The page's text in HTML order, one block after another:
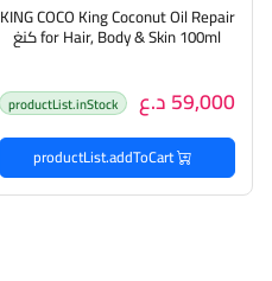
KING COCO King Coconut Oil Repair
for Hair, Body & Skin 100ml كنغ
كوكو زيت جوز الهند يرطب ويغذي
59,000 د.ع productList.inStock
productList.addToCart